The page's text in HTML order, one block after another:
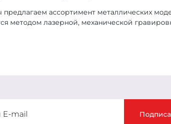
ассортимент металлических
методом лазерной, механической